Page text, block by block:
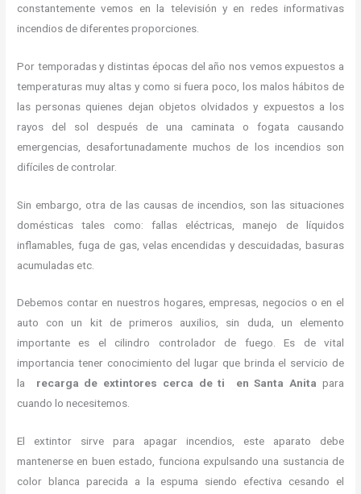
constantemente vemos en la televisión y en redes informativas
incendios de diferentes proporciones.
Por temporadas y distintas épocas del año nos vemos expuestos a
temperaturas muy altas y como si fuera poco, los malos hábitos de
las personas quienes dejan objetos olvidados y expuestos a los
rayos del sol después de una caminata o fogata causando
emergencias, desafortunadamente muchos de los incendios son
difíciles de controlar.
Sin embargo, otra de las causas de incendios, son las situaciones
domésticas tales como: fallas eléctricas, manejo de líquidos
inflamables, fuga de gas, velas encendidas y descuidadas, basuras
acumuladas etc.
Debemos contar en nuestros hogares, empresas, negocios o en el
auto con un kit de primeros auxilios, sin duda, un elemento
importante es el cilindro controlador de fuego. Es de vital
importancia tener conocimiento del lugar que brinda el servicio de
la recarga de extintores cerca de ti en Santa Anita para
cuando lo necesitemos.
El extintor sirve para apagar incendios, este aparato debe
mantenerse en buen estado, funciona expulsando una sustancia de
color blanca parecida a la espuma siendo efectiva cesando el